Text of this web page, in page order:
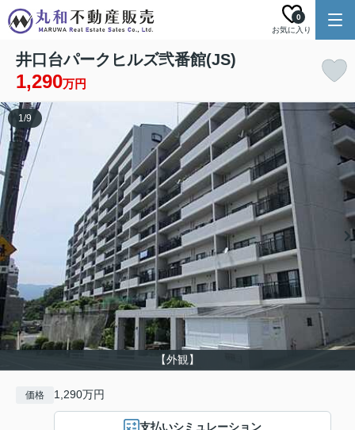
お気に入り
0
井口台パークヒルズ弐番館(JS)
1,290万円
【外観】
1/9
価格 1,290万円
支払いシミュレーション